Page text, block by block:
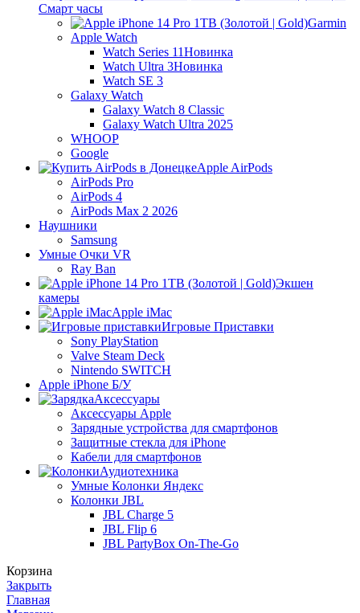
Смарт часы
Garmin
Apple Watch
Watch Series 11Новинка
Watch Ultra 3Новинка
Watch SE 3
Galaxy Watch
Galaxy Watch 8 Classic
Galaxy Watch Ultra 2025
WHOOP
Google
Apple AirPods
AirPods Pro
AirPods 4
AirPods Max 2 2026
Наушники
Samsung
Умные Очки VR
Ray Ban
Экшен
камеры
Apple iMac
Игровые Приставки
Sony PlayStation
Valve Steam Deck
Nintendo SWITCH
Apple iPhone Б/У
Аксессуары
Аксессуары Apple
Зарядные устройства для смартфонов
Защитные стекла для iPhone
Кабели для смартфонов
Аудиотехника
Умные Колонки Яндекс
Колонки JBL
JBL Charge 5
JBL Flip 6
JBL PartyBox On-The-Go
Корзина
Закрыть
Главная